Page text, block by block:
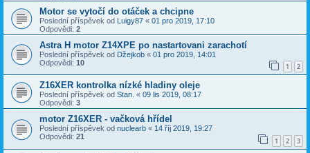
Motor se vytočí do otáček a chcipne
Poslední příspěvek od Luigy87 « 01 pro 2019, 17:10
Odpovědi: 2
Astra H motor Z14XPE po nastartovani zarachotí
Poslední příspěvek od Džejkob « 01 pro 2019, 14:01
Odpovědi: 10 1 2
Z16XER kontrolka nízké hladiny oleje
Poslední příspěvek od Stan. « 09 lis 2019, 08:17
Odpovědi: 3
motor Z16XER - vačková hřídel
Poslední příspěvek od nuclearb « 14 říj 2019, 19:27
Odpovědi: 21 1 2 3